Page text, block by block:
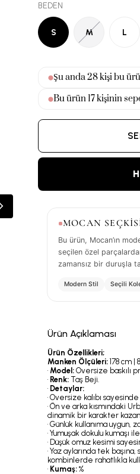
BEDEN
S M L
Şu anda31kişi bu
Bu ürün 17kişinin
MOCAN
Bu ürün, Mocan’ın
seçilen özel
zamansız bir duruşla
Modern Stil Seçili
Ürün Açıklaması
Ürün Özellikleri;
Manken Ölçüleri: 178 cm |
• Model: Oversize baskılı
• Renk: Taş Beji.
• Detaylar:
• Oversize kalıbı
• Ön ve arka kısmındaki
dinamik bir karakter
• Günlük kullanıma uygun,
• Yumuşak dokulu kumaşı
• Düşük omuz kesimi
• Yaz aylarında tek
kombinlerde rahatlıkla
• Kumaş: %